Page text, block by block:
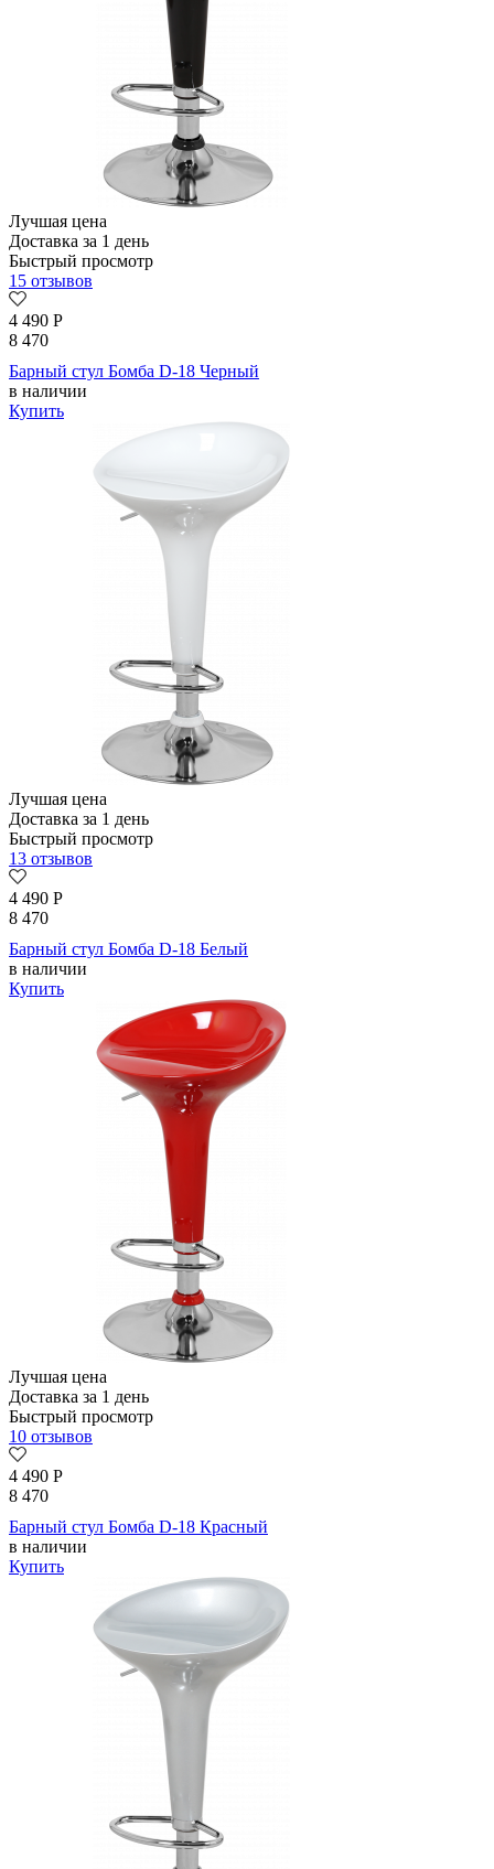
Лучшая цена
Доставка за 1 день
Быстрый просмотр
15 отзывов
4 490 Р
8 470
Барный стул Бомба D-18 Черный
в наличии
Купить
Лучшая цена
Доставка за 1 день
Быстрый просмотр
13 отзывов
4 490 Р
8 470
Барный стул Бомба D-18 Белый
в наличии
Купить
Лучшая цена
Доставка за 1 день
Быстрый просмотр
10 отзывов
4 490 Р
8 470
Барный стул Бомба D-18 Красный
в наличии
Купить